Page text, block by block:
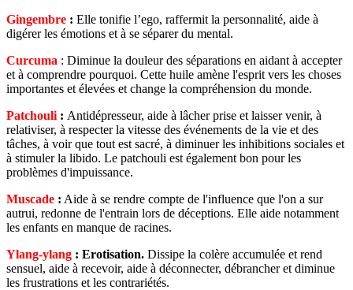
Gingembre : Elle tonifie l’ego, raffermit la personnalité, aide à
digérer les émotions et à se séparer du mental.
Curcuma : Diminue la douleur des séparations en aidant à accepter
et à comprendre pourquoi. Cette huile amène l'esprit vers les choses
importantes et élevées et change la compréhension du monde.
Patchouli : Antidépresseur, aide à lâcher prise et laisser venir, à
relativiser, à respecter la vitesse des événements de la vie et des
tâches, à voir que tout est sacré, à diminuer les inhibitions sociales et
à stimuler la libido. Le patchouli est également bon pour les
problèmes d'impuissance.
Muscade : Aide à se rendre compte de l'influence que l'on a sur
autrui, redonne de l'entrain lors de déceptions. Elle aide notamment
les enfants en manque de racines.
Ylang-ylang : Erotisation. Dissipe la colère accumulée et rend
sensuel, aide à recevoir, aide à déconnecter, débrancher et diminue
les frustrations et les contrariétés.